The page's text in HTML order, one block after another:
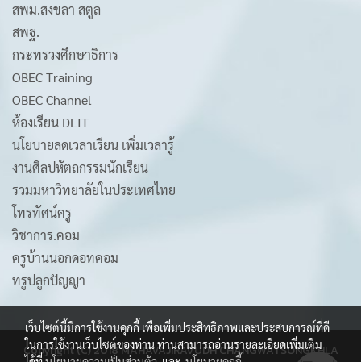
สพม.สงขลา สตูล
สพฐ.
กระทรวงศึกษาธิการ
OBEC Training
OBEC Channel
ห้องเรียน DLIT
นโยบายลดเวลาเรียน เพิ่มเวลารู้
งานศิลปหัตถกรรมนักเรียน
รวมมหาวิทยาลัยในประเทศไทย
โทรทัศน์ครู
วิชาการ.คอม
ครูบ้านนอกดอทคอม
ทรูปลูกปัญญา
Copyright (C) 2018 MAHAVAJIRAVUDH CHANGWATSONGKHLA
เว็บไซต์นี้มีการใช้งานคุกกี้ เพื่อเพิ่มประสิทธิภาพและประสบการณ์ที่ดี
ในการใช้งานเว็บไซต์ของท่าน ท่านสามารถอ่านรายละเอียดเพิ่มเติม